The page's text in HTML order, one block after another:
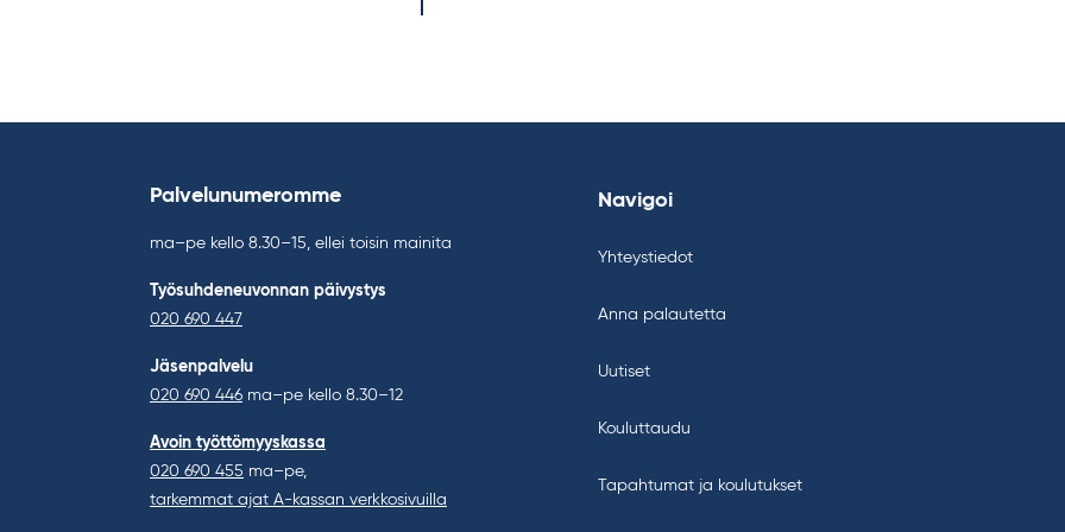
Palvelunumeromme
ma–pe kello 8.30–15, ellei toisin mainita
Työsuhdeneuvonnan päivystys
020 690 447
Jäsenpalvelu
020 690 446 ma–pe kello 8.30–12
Avoin työttömyyskassa
020 690 455 ma–pe,
tarkemmat ajat A-kassan verkkosivuilla
Navigoi
Yhteystiedot
Anna palautetta
Uutiset
Kouluttaudu
Tapahtumat ja koulutukset